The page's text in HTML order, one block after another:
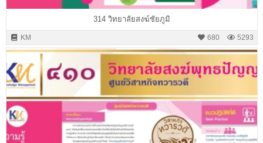
314 วิทยาลัยสงฆ์ชัยภูมิ
KM 5293
680